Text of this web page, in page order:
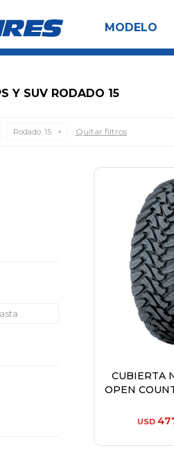
MODELO
Y SUV RODADO 15
Rodado: 15 Quitar filtros
CUBIERTA
OPEN
USD